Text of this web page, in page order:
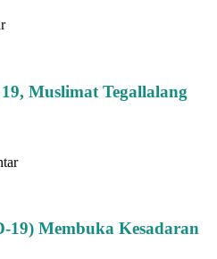
Muslimat Tegallalang
19) Membuka Kesadaran